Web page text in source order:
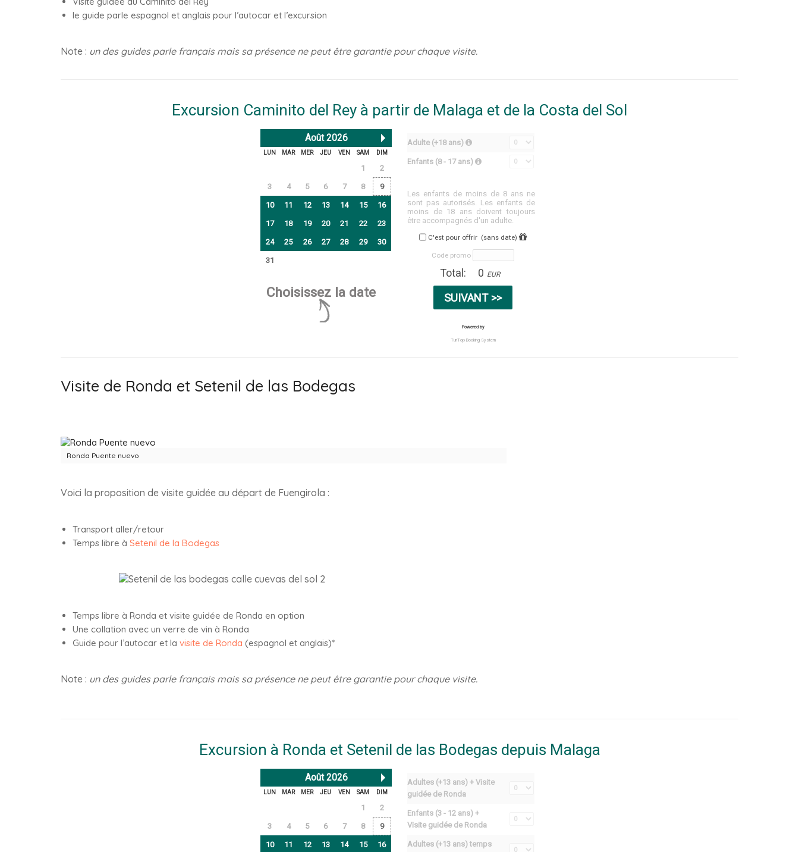
le guide parle espagnol et anglais pour l’autocar et l’excursion
Note : un des guides parle français mais sa présence ne peut être garantie pour chaque visite.
Visite de Ronda et Setenil de las Bodegas
Ronda Puente nuevo
Voici la proposition de visite guidée au départ de Fuengirola :
Transport aller/retour
Temps libre à Setenil de la Bodegas
Temps libre à Ronda et visite guidée de Ronda en option
Une collation avec un verre de vin à Ronda
Guide pour l’autocar et la visite de Ronda (espagnol et anglais)*
Note : un des guides parle français mais sa présence ne peut être garantie pour chaque visite.